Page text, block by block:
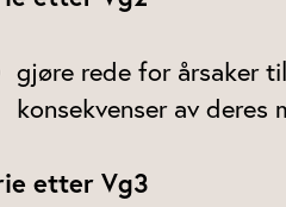
gjøre rede for årsaker
konsekvenser av deres
etter Vg3